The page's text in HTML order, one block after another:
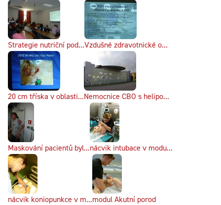
Strategie nutriční pod...Vzdušné zdravotnické o...
20 cm tříska v oblasti...Nemocnice CBO s helipo...
Maskování pacientů byl...nácvik intubace v modu...
nácvik koniopunkce v m...modul Akutní porod